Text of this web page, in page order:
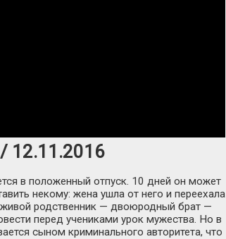
12.11.2016
в положенный отпуск. 10 дней он может
некому: жена ушла от него и переехала
живой родственник — двоюродный брат —
перед учениками урок мужества. Но в
сыном криминального авторитета, что